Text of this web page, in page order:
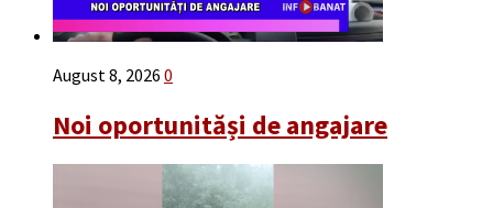
August 8, 2026 0
Noi oportunităși de angajare